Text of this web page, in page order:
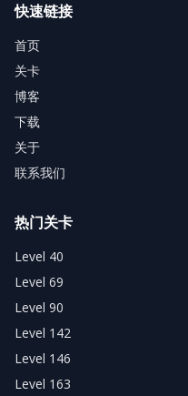
快速链接
首页
关卡
博客
下载
关于
联系我们
热门关卡
Level 40
Level 69
Level 90
Level 142
Level 146
Level 163